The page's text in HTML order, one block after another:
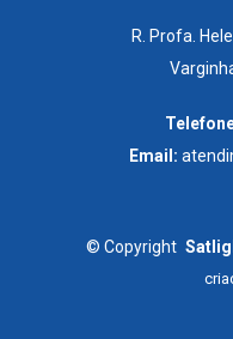
R. Profa.
Email:
© Copyright